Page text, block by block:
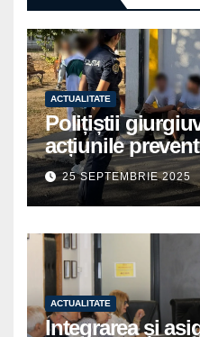
ACTUALITATE
Polițiștii
acțiunile
25 SEPTEMBRIE 2025
ACTUALITATE
Integrarea și